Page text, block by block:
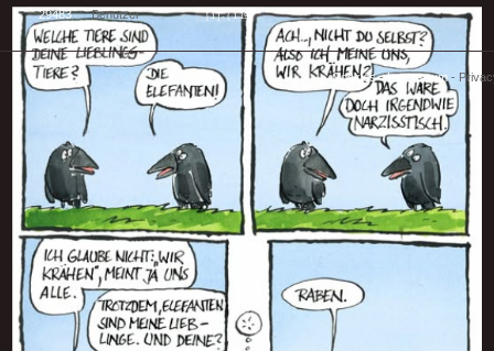
29483
Benutzer [ 1 ] - ( 1.19 )
Cookies-Impressum -